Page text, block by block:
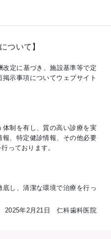
ついて】
定に基づき、施設基準等で定
示事項についてウェブサイト
制を有し、質の高い診療を実
、特定健診情報、その他必要
っております。
し、清潔な環境で治療を行っ
2025年2月21日 仁科歯科医院